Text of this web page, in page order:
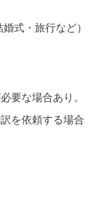
式・旅行など）
要な場合あり。
を依頼する場合